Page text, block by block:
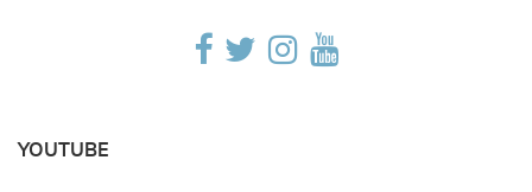
YOUTUBE